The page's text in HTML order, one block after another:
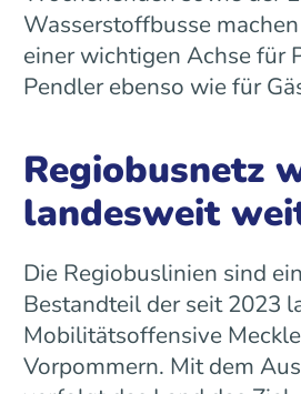
Wasserstoffbusse
einer wichtigen Achse für
Pendler ebenso wie für
Regiobusnetz
landesweit
Die Regiobuslinien sind
Bestandteil der seit 2023
Mobilitätsoffensive
Vorpommern. Mit dem